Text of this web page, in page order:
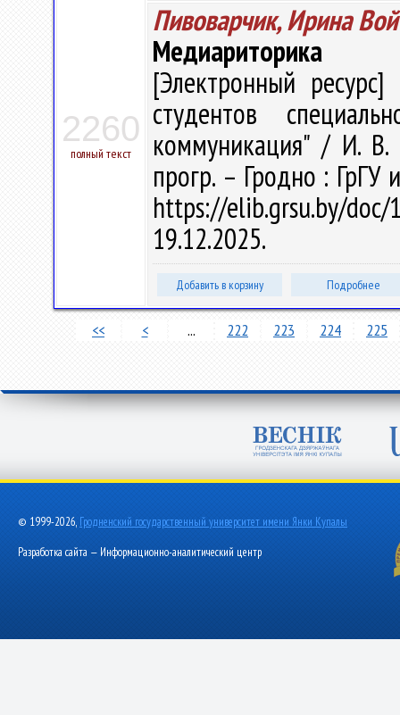
2260
полный текст
Пивоварчик, Ирина
Медиариторика
[Электронный
студентов
коммуникация" / И. В.
прогр. – Гродно :
https://elib.grsu.by/
19.12.2025.
Добавить в корзину Подробнее
<< < ... 222 223 224 225
© 1999-2026, Гродненский государственный университет имени Янки Купалы
Разработка сайта — Информационно-аналитический центр